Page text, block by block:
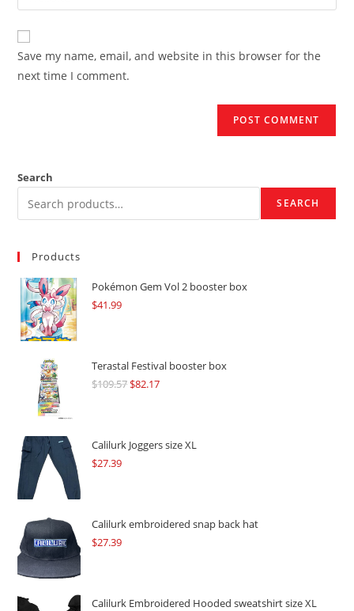
comment
comment
your
website
URL
(optional)
Save my name, email, and website in this browser for the
next time I comment.
Search
SEARCH
Products
Pokémon Gem Vol 2 booster box
$41.99
Terastal Festival booster box
$109.57Original
$109.57.
$82.17Current
$82.17.
Calilurk Joggers size XL
$27.39
Calilurk embroidered snap back hat
$27.39
Calilurk Embroidered Hooded sweatshirt size XL